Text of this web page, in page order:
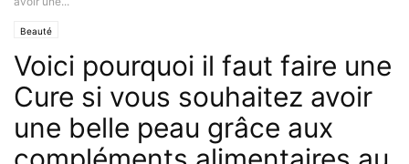
Beauté
Voici pourquoi il faut faire une
Cure si vous souhaitez avoir
une belle peau grâce aux